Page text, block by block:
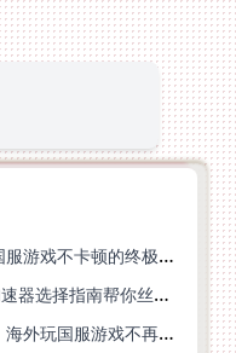
在英国打一梦江湖卡吗？海外党国服游戏不卡顿的终极解法
海外党打枪神纪卡成PPT？这篇加速器选择指南帮你丝滑上分
美国打我的起源加速器下载指南：海外玩国服游戏不再卡的终极方案